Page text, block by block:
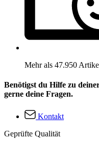
Mehr als 47.950
Benötigst du Hilfe zu
gerne deine Fragen.
Kontakt
Geprüfte Qualität